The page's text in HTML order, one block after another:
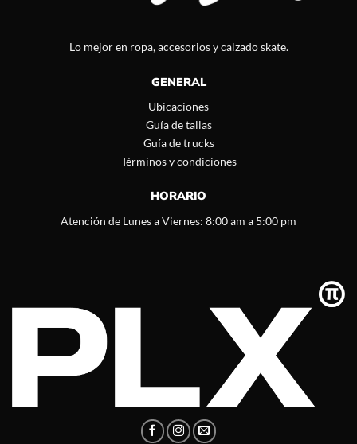
Lo mejor en ropa, accesorios y calzado skate.
GENERAL
Ubicaciones
Guía de tallas
Guía de trucks
Términos y condiciones
HORARIO
Atención de Lunes a Viernes: 8:00 am a 5:00 pm